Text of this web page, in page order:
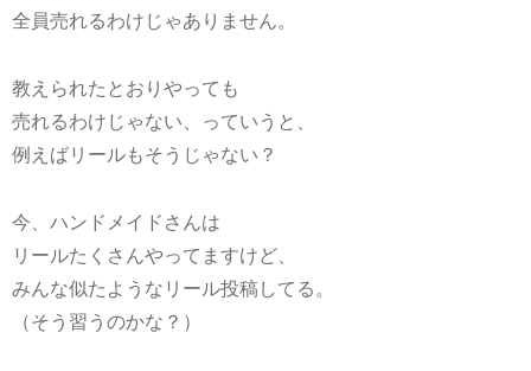
全員売れるわけじゃありません。
教えられたとおりやっても
売れるわけじゃない、っていうと、
例えばリールもそうじゃない？
今、ハンドメイドさんは
リールたくさんやってますけど、
みんな似たようなリール投稿してる。
（そう習うのかな？）